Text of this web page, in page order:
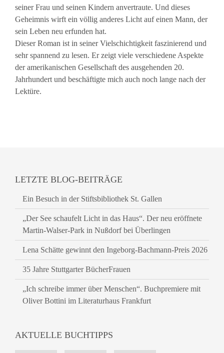
seiner Frau und seinen Kindern anvertraute. Und dieses
Geheimnis wirft ein völlig anderes Licht auf einen Mann, der
sein Leben neu erfunden hat.
Dieser Roman ist in seiner Vielschichtigkeit faszinierend und
sehr spannend zu lesen. Er zeigt viele verschiedene Aspekte
der amerikanischen Gesellschaft des ausgehenden 20.
Jahrhundert und beschäftigte mich auch noch lange nach der
Lektüre.
LETZTE BLOG-BEITRÄGE
Ein Besuch in der Stiftsbibliothek St. Gallen
„Der See schaufelt Licht in das Haus“. Der neu eröffnete
Martin-Walser-Park in Nußdorf bei Überlingen
Lena Schätte gewinnt den Ingeborg-Bachmann-Preis 2026
35 Jahre Stuttgarter BücherFrauen
„Ich schreibe immer über Menschen“. Buchpremiere mit
Oliver Bottini im Literaturhaus Frankfurt
AKTUELLE BUCHTIPPS